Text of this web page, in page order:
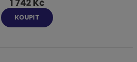
1 742 Kč
KOUPIT